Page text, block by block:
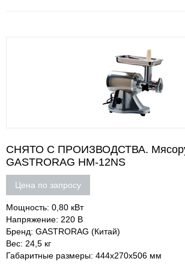
СНЯТО С ПРОИЗВОДСТВА.
GASTRORAG HM-12NS
Цена по запросу
Мощность: 0,80 кВт
Напряжение: 220 В
Бренд: GASTRORAG (Китай)
Вес: 24,5 кг
Габаритные размеры: 444х270х506 мм